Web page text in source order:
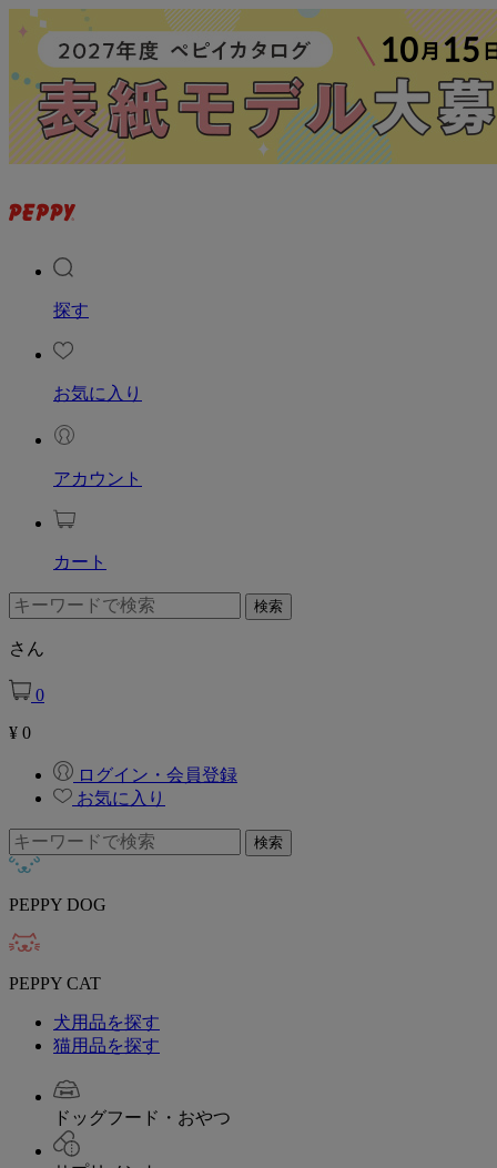
探す
お気に入り
アカウント
カート
さん
0
¥ 0
ログイン・会員登録
お気に入り
PEPPY DOG
PEPPY CAT
犬用品を探す
猫用品を探す
ドッグフード・おやつ